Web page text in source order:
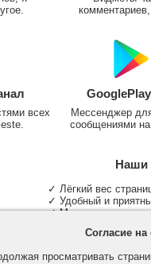
комментариев,
всех
Мессенджер
сообщениями на
Наши
✓ Лёгкий вес
✓ Удобный и
✓ Мы не размещаем
✓ Участие в
✓ Поддержка
Согласие
просматривать